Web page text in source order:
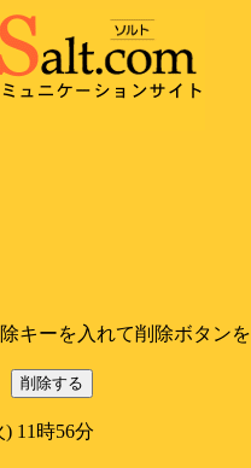
キーを入れて削除ボタン
削除する
) 11時56分